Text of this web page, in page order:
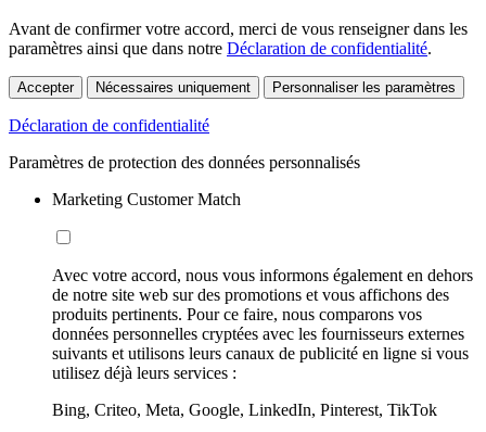
Avant de confirmer votre accord, merci de vous renseigner dans les
paramètres ainsi que dans notre Déclaration de confidentialité.
Accepter Nécessaires uniquement Personnaliser les paramètres
Déclaration de confidentialité
Paramètres de protection des données personnalisés
Marketing Customer Match
Avec votre accord, nous vous informons également en dehors
de notre site web sur des promotions et vous affichons des
produits pertinents. Pour ce faire, nous comparons vos
données personnelles cryptées avec les fournisseurs externes
suivants et utilisons leurs canaux de publicité en ligne si vous
utilisez déjà leurs services :
Bing, Criteo, Meta, Google, LinkedIn, Pinterest, TikTok